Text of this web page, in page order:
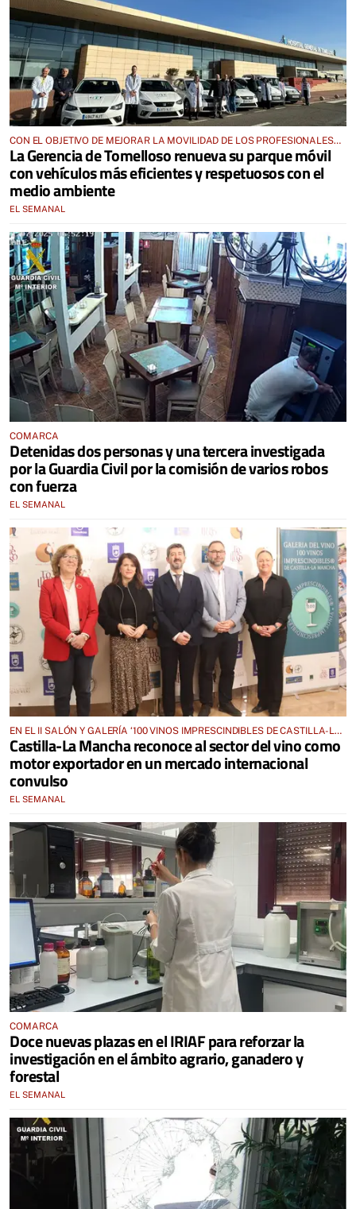
CON EL OBJETIVO DE MEJORAR LA MOVILIDAD DE LOS PROFESIONALES
SANITARIOS
La Gerencia de Tomelloso renueva su parque móvil
con vehículos más eficientes y respetuosos con el
medio ambiente
EL SEMANAL
COMARCA
Detenidas dos personas y una tercera investigada
por la Guardia Civil por la comisión de varios robos
con fuerza
EL SEMANAL
EN EL II SALÓN Y GALERÍA ‘100 VINOS IMPRESCINDIBLES DE CASTILLA-LA
MANCHA’
Castilla-La Mancha reconoce al sector del vino como
motor exportador en un mercado internacional
convulso
EL SEMANAL
COMARCA
Doce nuevas plazas en el IRIAF para reforzar la
investigación en el ámbito agrario, ganadero y
forestal
EL SEMANAL